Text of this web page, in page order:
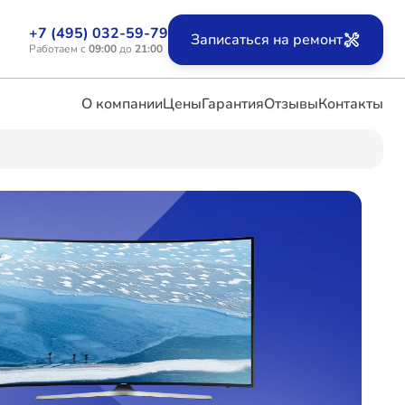
+7 (495) 032-59-79
Работаем с 09:00до 21:00 Записаться на ремонт
О компанииЦеныГарантияОтзывыКонтакты